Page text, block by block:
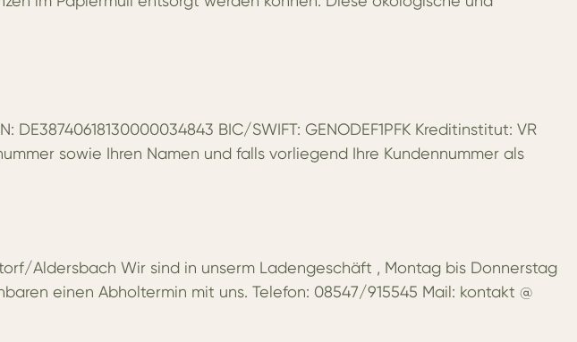
BIC/SWIFT: GENODEF1PFK Kreditinstitut: VR
sowie Ihren Namen und falls vorliegend Ihre Kundennummer als
Aldersbach Wir sind in unserm Ladengeschäft , Montag bis Donnerstag
einen Abholtermin mit uns. Telefon: 08547/915545 Mail: kontakt @